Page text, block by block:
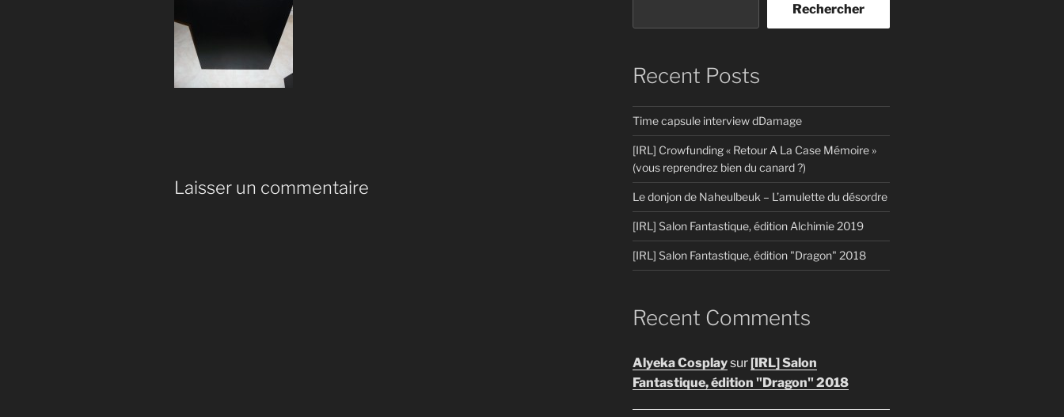
Laisser un commentaire
Rechercher
Recent Posts
Time capsule interview dDamage
[IRL] Crowfunding « Retour A La Case Mémoire »
(vous reprendrez bien du canard ?)
Le donjon de Naheulbeuk – L’amulette du désordre
[IRL] Salon Fantastique, édition Alchimie 2019
[IRL] Salon Fantastique, édition "Dragon" 2018
Recent Comments
Alyeka Cosplaysur [IRL] Salon
Fantastique, édition "Dragon" 2018